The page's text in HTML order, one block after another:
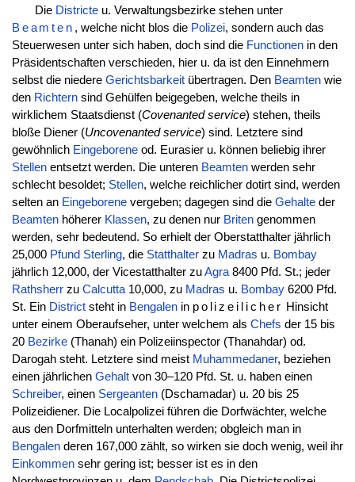
Die Districteu. Verwaltungsbezirke stehen unter
Beamten , welche nicht blos die Polizei, sondern auch das
Steuerwesen unter sich haben, doch sind die Functionenin den
Präsidentschaften verschieden, hier u. da ist den Einnehmern
selbst die niedere Gerichtsbarkeitübertragen. Den Beamtenwie
den Richternsind Gehülfen beigegeben, welche theils in
wirklichem Staatsdienst (Covenanted service) stehen, theils
bloße Diener (Uncovenanted service) sind. Letztere sind
gewöhnlich Eingeboreneod. Eurasier u. können beliebig ihrer
Stellenentsetzt werden. Die unteren Beamtenwerden sehr
schlecht besoldet; Stellen, welche reichlicher dotirt sind, werden
selten an Eingeborenevergeben; dagegen sind die Gehalteder
Beamtenhöherer Klassen, zu denen nur Britengenommen
werden, sehr bedeutend. So erhielt der Oberstatthalter jährlich
25,000 Pfund Sterling, die Statthalterzu Madras u. Bombay
jährlich 12,000, der Vicestatthalter zuAgra8400 Pfd. St.; jeder
Rathsherrzu Calcutta10,000, zu Madras u. Bombay6200 Pfd.
St. Ein Districtsteht in Bengalenin polizeilicher Hinsicht
unter einem Oberaufseher, unter welchem als Chefs der 15 bis
20 Bezirke(Thanah) ein Polizeiinspector (Thanahdar) od.
Darogah steht. Letztere sind meist Muhammedaner, beziehen
einen jährlichen Gehaltvon 30–120 Pfd. St. u. haben einen
Schreiber, einen Sergeanten(Dschamadar) u. 20 bis 25
Polizeidiener. Die Localpolizei führen die Dorfwächter, welche
aus den Dorfmitteln unterhalten werden; obgleich man in
Bengalenderen 167,000 zählt, so wirken sie doch wenig, weil ihr
Einkommensehr gering ist; besser ist es in den